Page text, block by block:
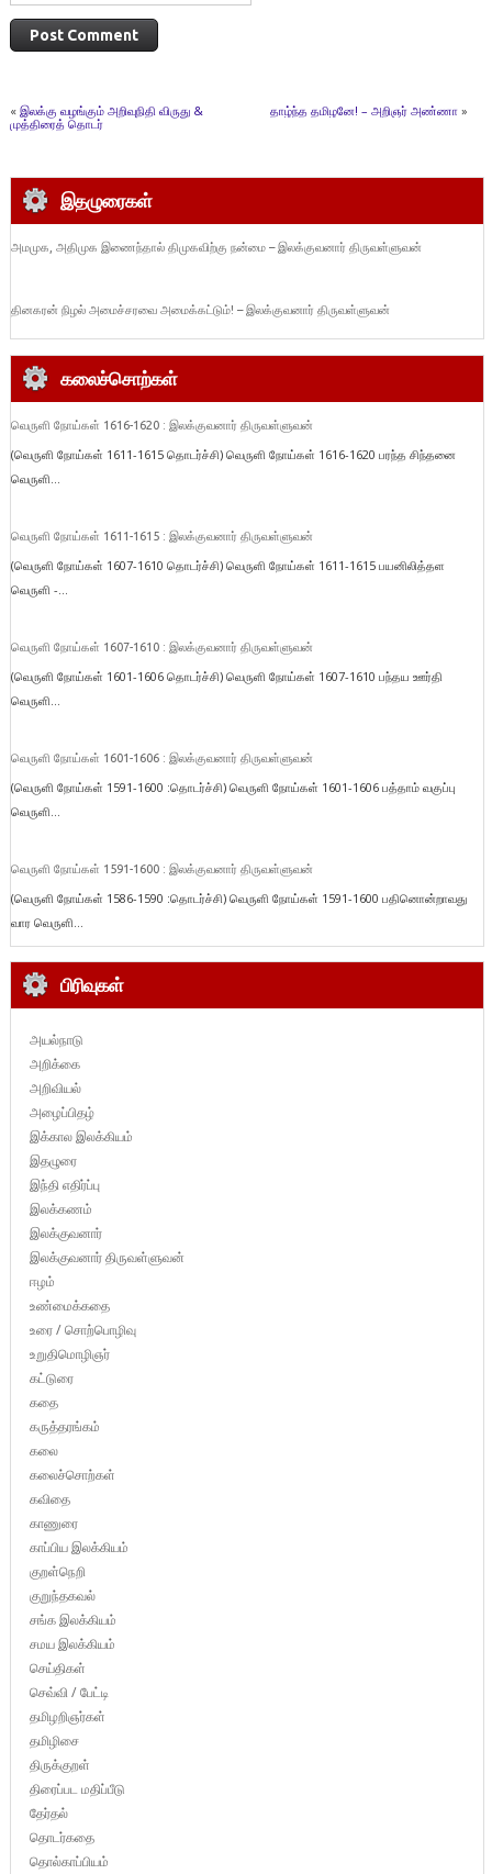
« இலக்கு வழங்கும் அறிவுநிதி விருது &
முத்திரைத் தொடர்
தாழ்ந்த தமிழனே! – அறிஞர் அண்ணா »
இதழுரைகள்
அமமுக, அதிமுக இணைந்தால் திமுகவிற்கு நன்மை – இலக்குவனார் திருவள்ளுவன்
தினகரன் நிழல் அமைச்சரவை அமைக்கட்டும்! – இலக்குவனார் திருவள்ளுவன்
கலைச்சொற்கள்
வெருளி நோய்கள் 1616-1620 : இலக்குவனார் திருவள்ளுவன்
(வெருளி நோய்கள் 1611-1615 தொடர்ச்சி) வெருளி நோய்கள் 1616-1620 பரந்த சிந்தனை
வெருளி...
வெருளி நோய்கள் 1611-1615 : இலக்குவனார் திருவள்ளுவன்
(வெருளி நோய்கள் 1607-1610 தொடர்ச்சி) வெருளி நோய்கள் 1611-1615 பயனிலித்தள
வெருளி -...
வெருளி நோய்கள் 1607-1610 : இலக்குவனார் திருவள்ளுவன்
(வெருளி நோய்கள் 1601-1606 தொடர்ச்சி) வெருளி நோய்கள் 1607-1610 பந்தய ஊர்தி
வெருளி...
வெருளி நோய்கள் 1601-1606 : இலக்குவனார் திருவள்ளுவன்
(வெருளி நோய்கள் 1591-1600 :தொடர்ச்சி) வெருளி நோய்கள் 1601-1606 பத்தாம் வகுப்பு
வெருளி...
வெருளி நோய்கள் 1591-1600 : இலக்குவனார் திருவள்ளுவன்
(வெருளி நோய்கள் 1586-1590 :தொடர்ச்சி) வெருளி நோய்கள் 1591-1600 பதினொன்றாவது
வார வெருளி...
பிரிவுகள்
அயல்நாடு
அறிக்கை
அறிவியல்
அழைப்பிதழ்
இக்கால இலக்கியம்
இதழுரை
இந்தி எதிர்ப்பு
இலக்கணம்
இலக்குவனார்
இலக்குவனார் திருவள்ளுவன்
ஈழம்
உண்மைக்கதை
உரை / சொற்பொழிவு
உறுதிமொழிஞர்
கட்டுரை
கதை
கருத்தரங்கம்
கலை
கலைச்சொற்கள்
கவிதை
காணுரை
காப்பிய இலக்கியம்
குறள்நெறி
குறுந்தகவல்
சங்க இலக்கியம்
சமய இலக்கியம்
செய்திகள்
செவ்வி / பேட்டி
தமிழறிஞர்கள்
தமிழிசை
திருக்குறள்
திரைப்பட மதிப்பீடு
தேர்தல்
தொடர்கதை
தொல்காப்பியம்